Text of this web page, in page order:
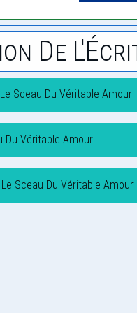
De
Sceau Du Véritable Amour
Du Véritable Amour
Sceau Du Véritable Amour